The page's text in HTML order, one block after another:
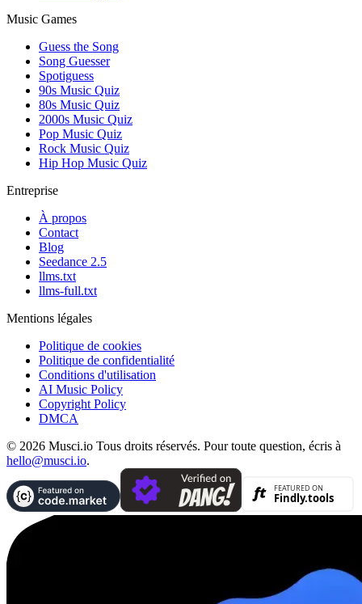
Music Games
Guess the Song
Song Guesser
Spotiguess
90s Music Quiz
80s Music Quiz
2000s Music Quiz
Pop Music Quiz
Rock Music Quiz
Hip Hop Music Quiz
Entreprise
À propos
Contact
Blog
Seedance 2.5
llms.txt
llms-full.txt
Mentions légales
Politique de cookies
Politique de confidentialité
Conditions d'utilisation
AI Music Policy
Copyright Policy
DMCA
© 2026 Musci.io Tous droits réservés. Pour toute question, écris à
hello@musci.io.